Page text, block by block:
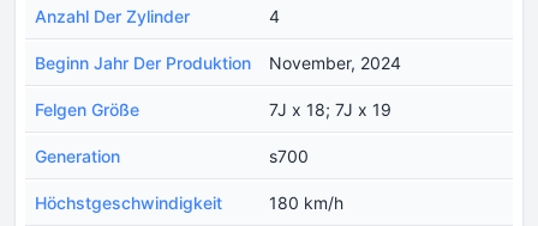
Anzahl Der Zylinder 4
Beginn Jahr Der Produktion November, 2024
Felgen Größe 7J x 18; 7J x 19
Generation s700
Höchstgeschwindigkeit 180 km/h